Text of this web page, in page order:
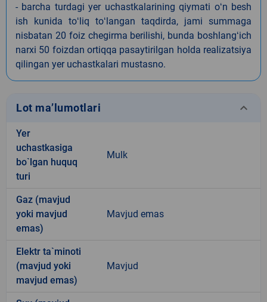
- barcha turdagi yer uchastkalarining qiymati oʻn besh
ish kunida toʻliq toʻlangan taqdirda, jami summaga
nisbatan 20 foiz chegirma berilishi, bunda boshlangʻich
narxi 50 foizdan ortiqqa pasaytirilgan holda realizatsiya
qilingan yer uchastkalari mustasno.
Lot ma’lumotlari keyboard_arrow_down
Yer
uchastkasiga
bo`lgan huquq
turi
Mulk
Gaz (mavjud
yoki mavjud
emas)
Mavjud emas
Elektr ta`minoti
(mavjud yoki
mavjud emas)
Mavjud